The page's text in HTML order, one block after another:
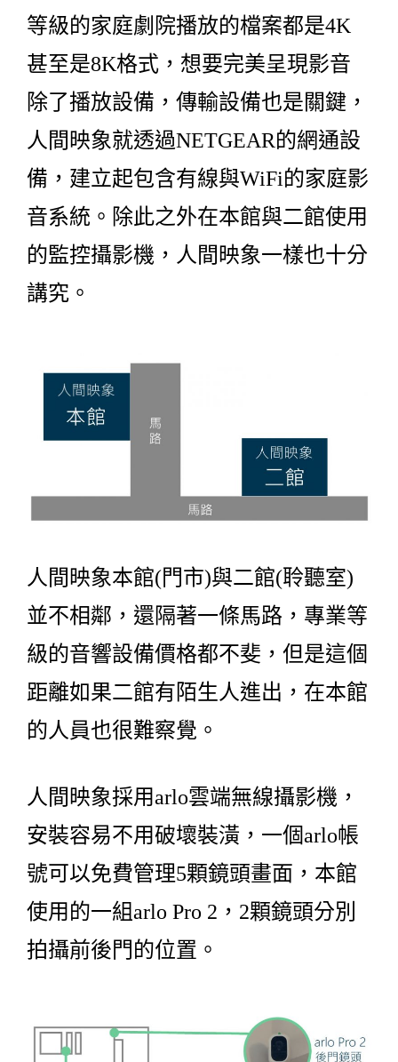
等級的家庭劇院播放的檔案都是4K
甚至是8K格式，想要完美呈現影音
除了播放設備，傳輸設備也是關鍵，
人間映象就透過NETGEAR的網通設
備，建立起包含有線與WiFi的家庭影
音系統。除此之外在本館與二館使用
的監控攝影機，人間映象一樣也十分
講究。
人間映象本館(門市)與二館(聆聽室)
並不相鄰，還隔著一條馬路，專業等
級的音響設備價格都不斐，但是這個
距離如果二館有陌生人進出，在本館
的人員也很難察覺。
人間映象採用arlo雲端無線攝影機，
安裝容易不用破壞裝潢，一個arlo帳
號可以免費管理5顆鏡頭畫面，本館
使用的一組arlo Pro 2，2顆鏡頭分別
拍攝前後門的位置。